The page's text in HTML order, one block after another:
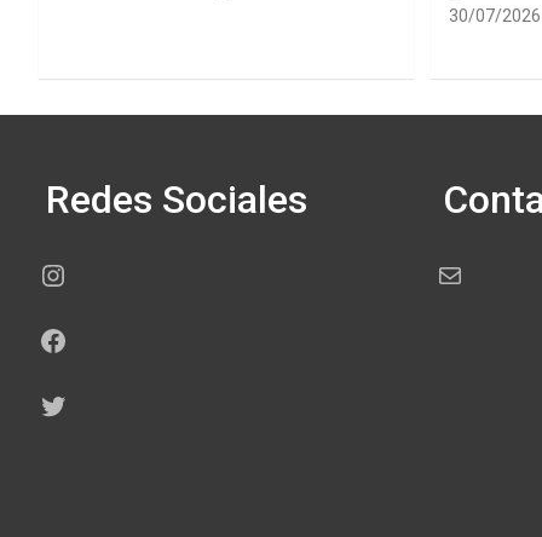
30/07/2026
Redes Sociales
Instagram
Facebook
Twitter
Correo